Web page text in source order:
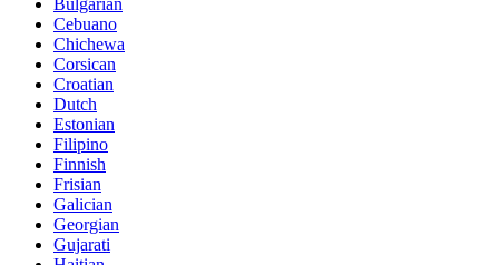
Bulgarian
Cebuano
Chichewa
Corsican
Croatian
Dutch
Estonian
Filipino
Finnish
Frisian
Galician
Georgian
Gujarati